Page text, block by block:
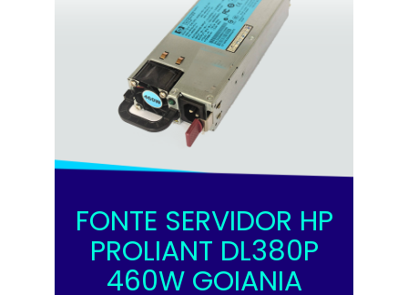
FONTE SERVIDOR HP
PROLIANT DL380P
460W GOIANIA